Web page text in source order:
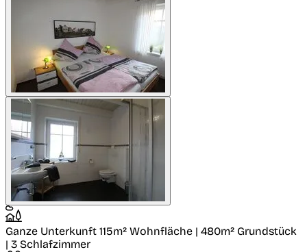
Ganze Unterkunft 115m² Wohnfläche | 480m² Grundstück
| 3 Schlafzimmer